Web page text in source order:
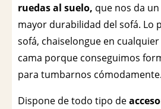
ruedas al suelo, que nos da
mayor durabilidad del sofá. Lo
sofá, chaiselongue en
cama porque conseguimos
para tumbarnos cómodamente.
Dispone de todo tipo de